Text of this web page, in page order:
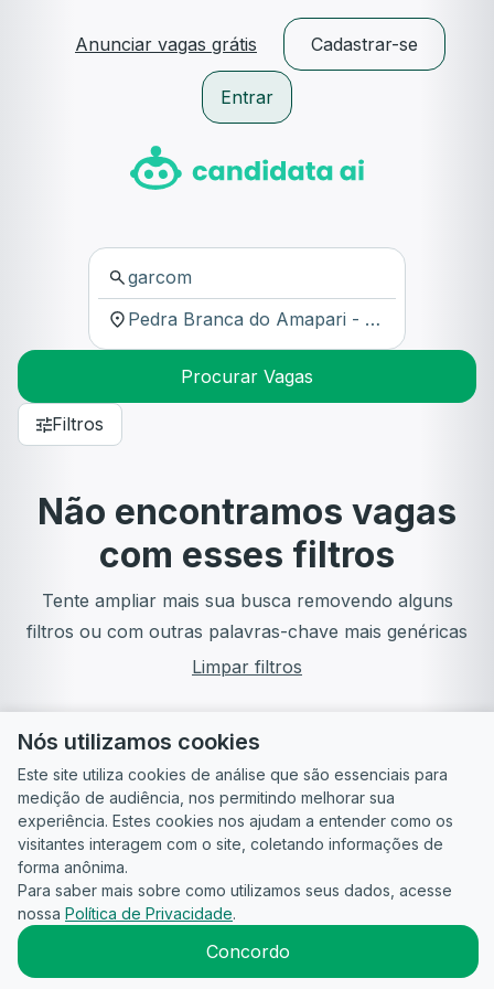
Anunciar vagas grátis Cadastrar-se
Entrar
Procurar Vagas
Filtros
Não encontramos vagas
com esses filtros
Tente ampliar mais sua busca removendo alguns
filtros ou com outras palavras-chave mais genéricas
Limpar filtros
Guia do
Candidato
Para
empresas
Política de
Privacidade
Termos
2026CandidataAI
Nós utilizamos cookies
Este site utiliza cookies de análise que são essenciais para
medição de audiência, nos permitindo melhorar sua
experiência. Estes cookies nos ajudam a entender como os
visitantes interagem com o site, coletando informações de
forma anônima.
Para saber mais sobre como utilizamos seus dados, acesse
nossa Política de Privacidade.
Concordo